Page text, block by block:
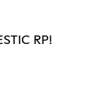
RP!